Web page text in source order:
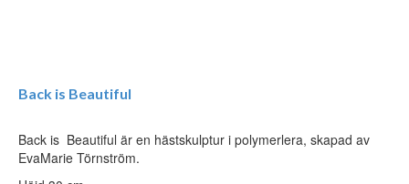
Back is Beautiful
Back is Beautiful är en hästskulptur i polymerlera, skapad av
EvaMarie Törnström.